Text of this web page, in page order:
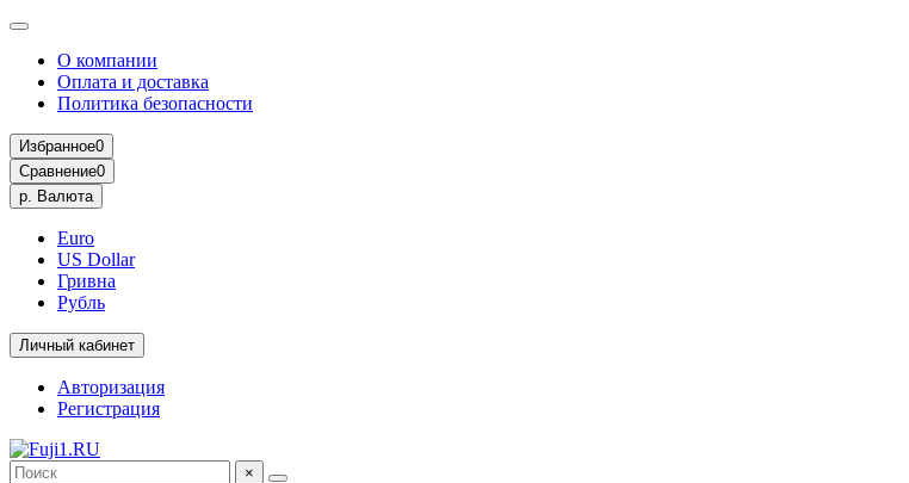
О компании
Оплата и доставка
Политика безопасности
Избранное0
Сравнение0
р. Валюта
Euro
US Dollar
Гривна
Рубль
Личный кабинет
Авторизация
Регистрация
×